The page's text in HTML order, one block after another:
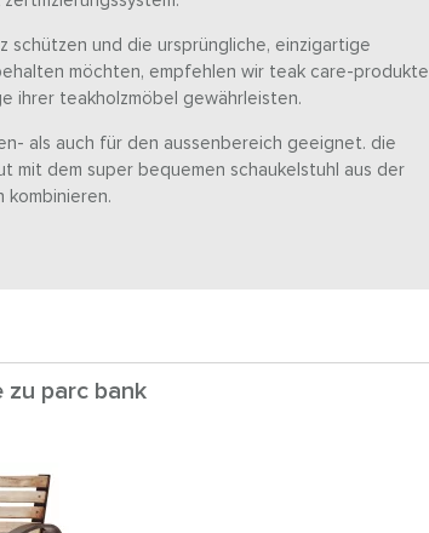
schützen und die ursprüngliche, einzigartige
möchten, empfehlen wir teak care-produkte
ihrer teakholzmöbel gewährleisten.
als auch für den aussenbereich geeignet. die
mit dem super bequemen schaukelstuhl aus der
kombinieren.
parc bank